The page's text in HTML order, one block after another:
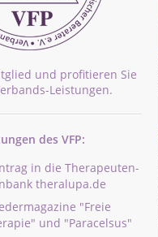
und profitieren Sie
Leistungen.
des VFP:
in die Therapeuten-
theralupa.de
"Freie
und "Paracelsus"